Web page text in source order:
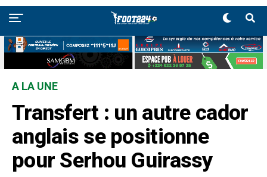
A LA UNE
Transfert : un autre cador
anglais se positionne
pour Serhou Guirassy